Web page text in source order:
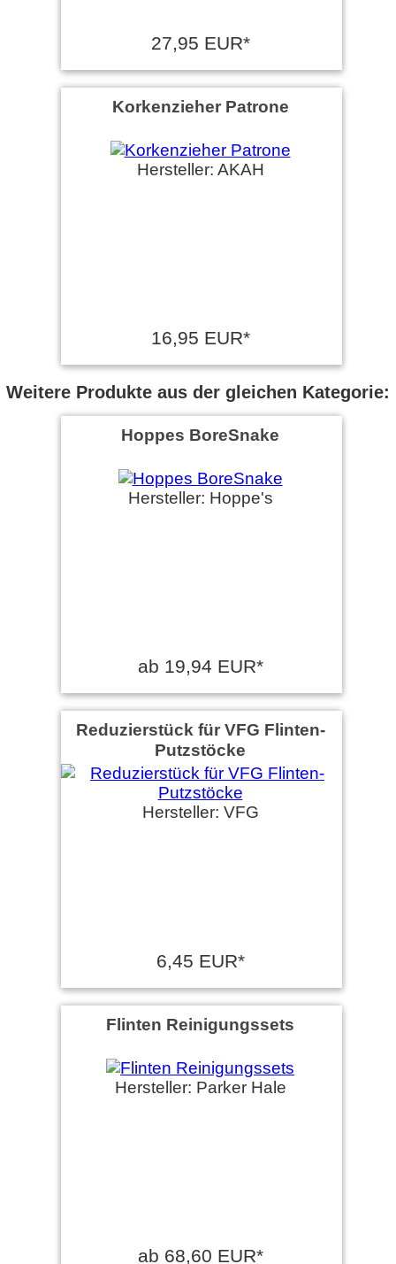
27,95 EUR*
Korkenzieher Patrone
Hersteller: AKAH
16,95 EUR*
Weitere Produkte aus der gleichen Kategorie:
Hoppes BoreSnake
Hersteller: Hoppe's
ab 19,94 EUR*
Reduzierstück für VFG Flinten-
Putzstöcke
Hersteller: VFG
6,45 EUR*
Flinten Reinigungssets
Hersteller: Parker Hale
ab 68,60 EUR*